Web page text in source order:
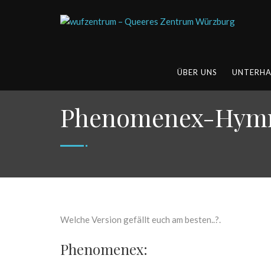
ÜBER UNS
Phenomenex-
Welche Version gefällt euch am besten..?.
Phenomenex: